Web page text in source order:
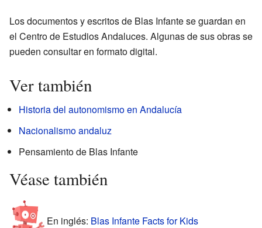
Los documentos y escritos de Blas Infante se guardan en
el Centro de Estudios Andaluces. Algunas de sus obras se
pueden consultar en formato digital.
Ver también
Historia del autonomismo en Andalucía
Nacionalismo andaluz
Pensamiento de Blas Infante
Véase también
En inglés: Blas Infante Facts for Kids